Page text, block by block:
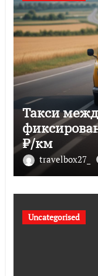
Такси
₽/км
travelbox27_
Uncategorised